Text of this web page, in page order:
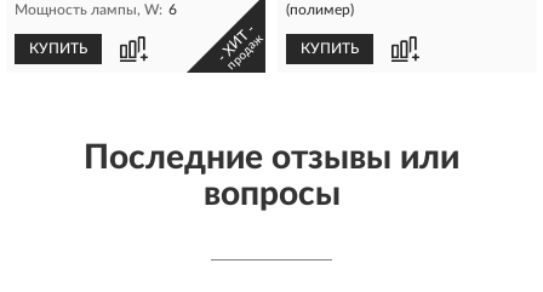
Мощность лампы, W: 6
КУПИТЬ - ХИТ -
продаж
(полимер)
КУПИТЬ
Последние отзывы или
вопросы